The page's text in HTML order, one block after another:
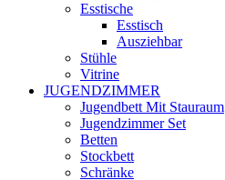
Esstische
Esstisch
Ausziehbar
Stühle
Vitrine
JUGENDZIMMER
Jugendbett Mit Stauraum
Jugendzimmer Set
Betten
Stockbett
Schränke